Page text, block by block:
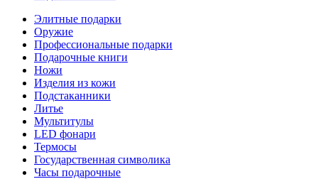
Элитные подарки
Оружие
Профессиональные подарки
Подарочные книги
Ножи
Изделия из кожи
Подстаканники
Литье
Мультитулы
LED фонари
Термосы
Государственная символика
Часы подарочные